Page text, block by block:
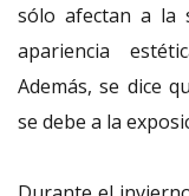
sólo afectan a la
apariencia
Además, se dice
se debe a la